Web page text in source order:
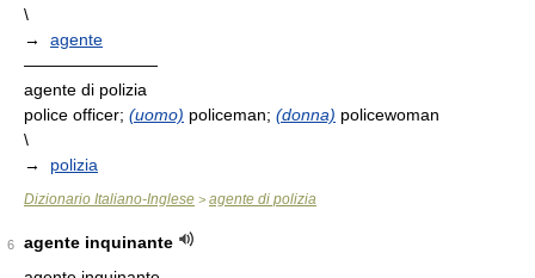
\
→ agente
————————
agente di polizia
police officer; (uomo) policeman; (donna) policewoman
\
→ polizia
Dizionario Italiano-Inglese > agente di polizia
6
agente inquinante